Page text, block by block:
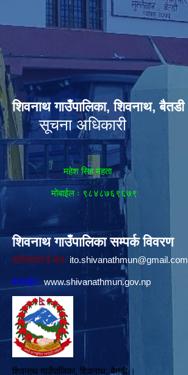
शिवनाथ गाउँपालिका, शिवनाथ, बैतडी
सूचना अधिकारी
महेश सिह महता
मोबाईल ः ९८४८७६९६७९
शिवनाथ गाउँपालिका सम्पर्क विवरण
पालिकाको ई-मेलः ito.shivanathmun@gmail.com
वेवसाईटः www.shivanathmun.gov.np
शिवनाथ गाउँपालिका, शिवनाथ, बैतडी ।